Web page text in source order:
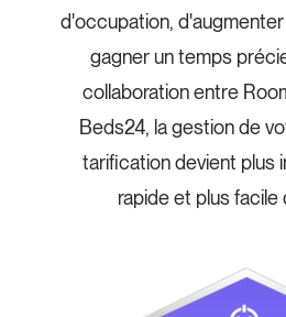
d'occupation,
gagner un temps
collaboration entre
Beds24, la gestion de
tarification devient plus
rapide et plus facile